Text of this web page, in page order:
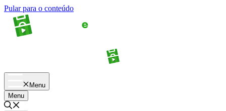
Pular para o conteúdo
Menu
Menu